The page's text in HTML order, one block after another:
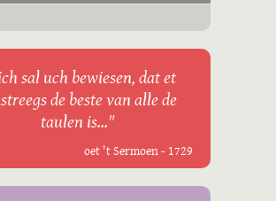
sal uch bewiesen, dat et
de beste van alle de
taulen is..."
oet 't Sermoen - 1729